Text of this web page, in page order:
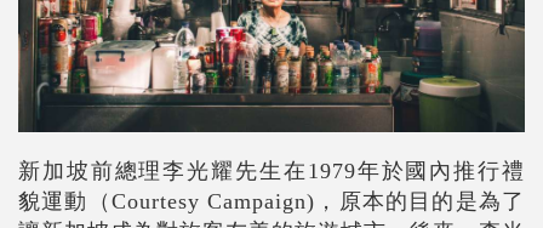
新加坡前總理李光耀先生在1979年於國內推行禮
貌運動（Courtesy Campaign)，原本的目的是為了